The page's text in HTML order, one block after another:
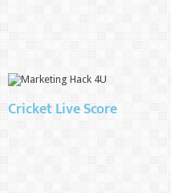
Cricket Live Score